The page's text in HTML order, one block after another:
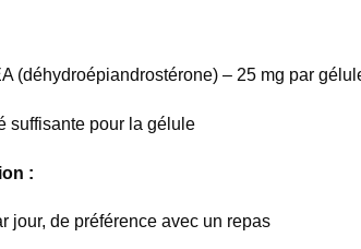
(déhydroépiandrostérone) – 25 mg par
suffisante pour la gélule
:
jour, de préférence avec un repas